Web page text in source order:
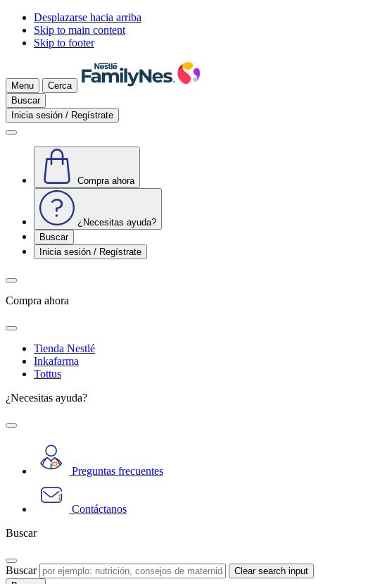
Desplazarse hacia arriba
Skip to main content
Skip to footer
Menu
Cerca
Buscar
Inicia sesión / Regístrate
Compra ahora
¿Necesitas ayuda?
Buscar
Inicia sesión / Regístrate
Compra ahora
Tienda Nestlé
Inkafarma
Tottus
¿Necesitas ayuda?
Preguntas frecuentes
Contáctanos
Buscar
Buscar Clear search input